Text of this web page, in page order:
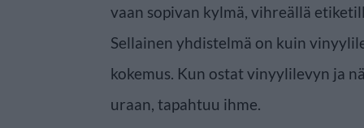
vaan sopivan kylmä, vihreällä
Sellainen yhdistelmä on kuin
kokemus. Kun ostat vinyylilevyn ja
uraan, tapahtuu ihme.